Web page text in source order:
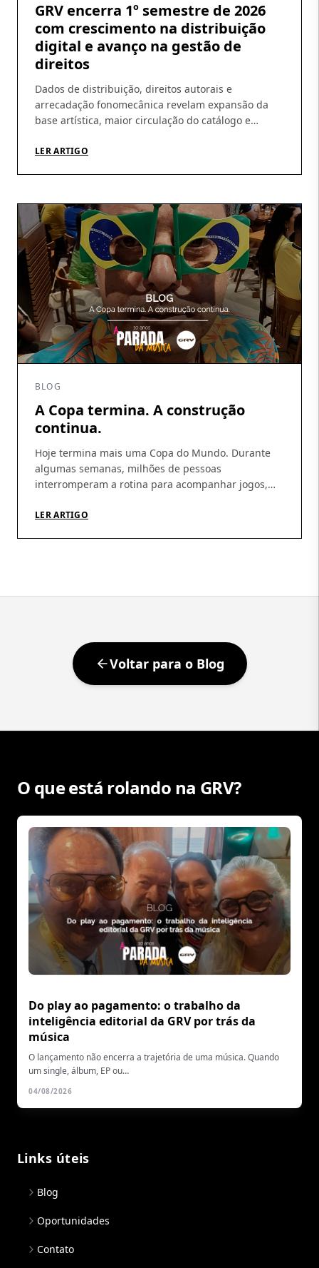
GRV encerra 1º semestre de 2026
com crescimento na distribuição
digital e avanço na gestão de
direitos
Dados de distribuição, direitos autorais e
arrecadação fonomecânica revelam expansão da
base artística, maior circulação do catálogo e
primeiro semestre de 2026 ajudam a revelar um
fortalecimento […]
LER ARTIGO
BLOG
A Copa termina. A construção
continua.
Hoje termina mais uma Copa do Mundo. Durante
algumas semanas, milhões de pessoas
interromperam a rotina para acompanhar jogos,
acreditar. A Copa tem essa capacidade rara de
LER ARTIGO
Voltar para o Blog
O que está rolando na GRV?
Do play ao pagamento: o trabalho da
inteligência editorial da GRV por trás da
música
O lançamento não encerra a trajetória de uma música. Quando
um single, álbum, EP ou…
04/08/2026
Links úteis
Blog
Oportunidades
Contato